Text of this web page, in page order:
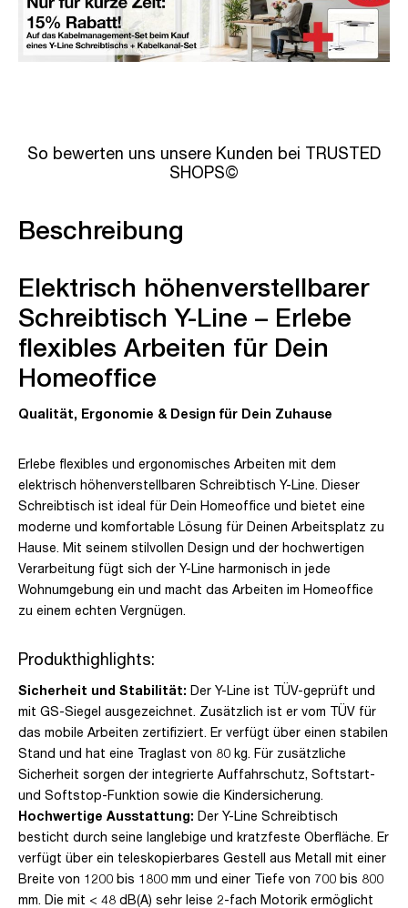
So bewerten uns unsere Kunden bei TRUSTED
SHOPS©
Beschreibung
Elektrisch höhenverstellbarer
Schreibtisch Y-Line – Erlebe
flexibles Arbeiten für Dein
Homeoffice
Qualität, Ergonomie & Design für Dein Zuhause
Erlebe flexibles und ergonomisches Arbeiten mit dem
elektrisch höhenverstellbaren Schreibtisch Y-Line. Dieser
Schreibtisch ist ideal für Dein Homeoffice und bietet eine
moderne und komfortable Lösung für Deinen Arbeitsplatz zu
Hause. Mit seinem stilvollen Design und der hochwertigen
Verarbeitung fügt sich der Y-Line harmonisch in jede
Wohnumgebung ein und macht das Arbeiten im Homeoffice
zu einem echten Vergnügen.
Produkthighlights:
Sicherheit und Stabilität: Der Y-Line ist TÜV-geprüft und
mit GS-Siegel ausgezeichnet. Zusätzlich ist er vom TÜV für
das mobile Arbeiten zertifiziert. Er verfügt über einen stabilen
Stand und hat eine Traglast von 80 kg. Für zusätzliche
Sicherheit sorgen der integrierte Auffahrschutz, Softstart-
und Softstop-Funktion sowie die Kindersicherung.
Hochwertige Ausstattung: Der Y-Line Schreibtisch
besticht durch seine langlebige und kratzfeste Oberfläche. Er
verfügt über ein teleskopierbares Gestell aus Metall mit einer
Breite von 1200 bis 1800 mm und einer Tiefe von 700 bis 800
mm. Die mit < 48 dB(A) sehr leise 2-fach Motorik ermöglicht